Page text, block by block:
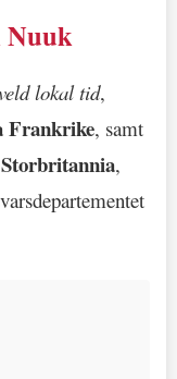
Nuuk
lokal tid,
Frankrike, samt
Storbritannia,